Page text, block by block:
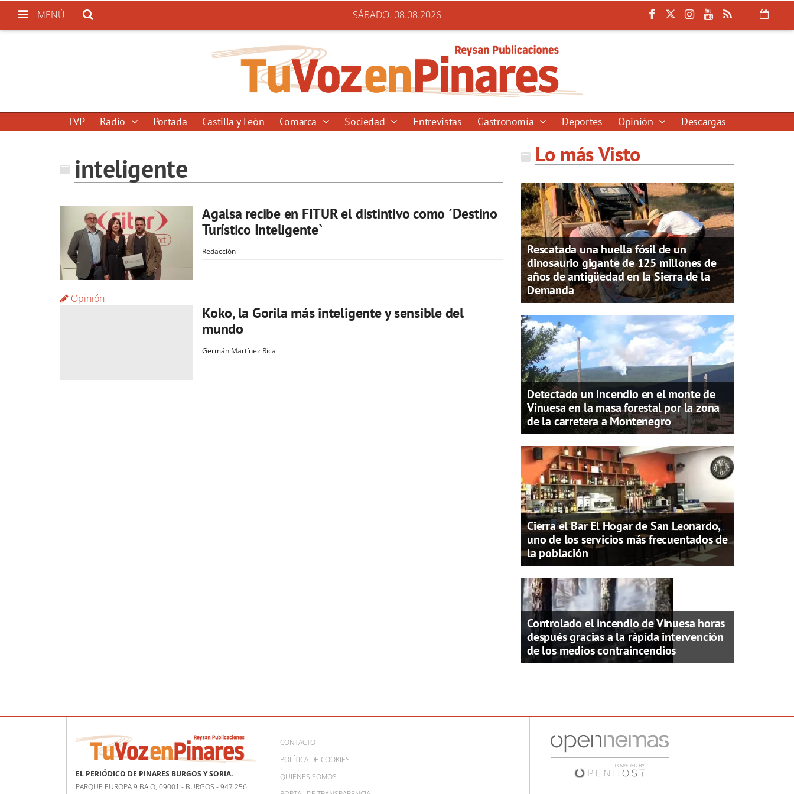
MENÚ SÁBADO. 08.08.2026
TVP Radio Portada Castilla y León Comarca Sociedad Entrevistas Gastronomía Deportes Opinión Descargas
inteligente
Agalsa recibe en FITUR el distintivo como ´Destino
Turístico Inteligente`
Redacción
Opinión
Koko, la Gorila más inteligente y sensible del
mundo
Germán Martínez Rica
Lo más Visto
Rescatada una huella fósil de un
dinosaurio gigante de 125 millones de
años de antigüedad en la Sierra de la
Demanda
Detectado un incendio en el monte de
Vinuesa en la masa forestal por la zona
de la carretera a Montenegro
Cierra el Bar El Hogar de San Leonardo,
uno de los servicios más frecuentados de
la población
Controlado el incendio de Vinuesa horas
después gracias a la rápida intervención
de los medios contraincendios
EL PERIÓDICO DE PINARES BURGOS Y SORIA.
PARQUE EUROPA 9 BAJO, 09001 - BURGOS - 947 256
CONTACTO
POLÍTICA DE COOKIES
QUIÉNES SOMOS